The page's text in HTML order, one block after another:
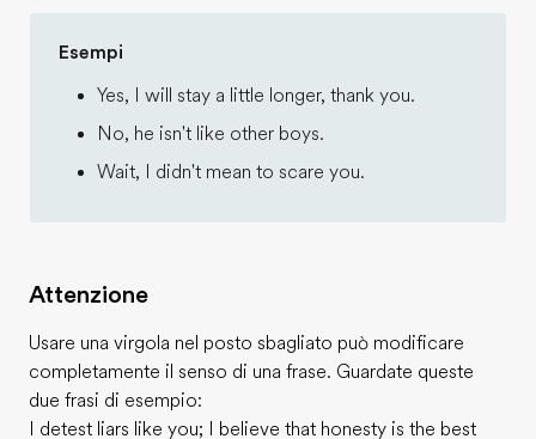
Esempi
Yes, I will stay a little longer, thank you.
No, he isn't like other boys.
Wait, I didn't mean to scare you.
Attenzione
Usare una virgola nel posto sbagliato può modificare
completamente il senso di una frase. Guardate queste
due frasi di esempio:
I detest liars like you; I believe that honesty is the best